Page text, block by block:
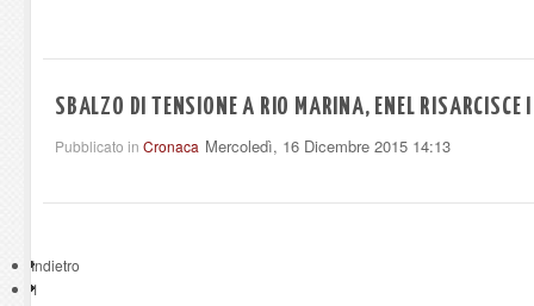
SBALZO DI TENSIONE A RIO MARINA, ENEL
Pubblicato in Cronaca Mercoledì, 16 Dicembre 2015 14:13
Indietro
1